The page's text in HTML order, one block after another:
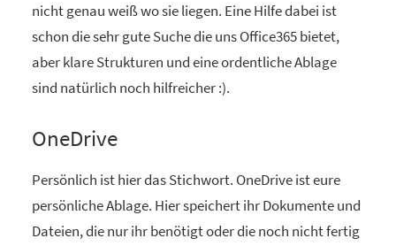
nicht genau weiß wo sie liegen. Eine Hilfe dabei ist
schon die sehr gute Suche die uns Office365 bietet,
aber klare Strukturen und eine ordentliche Ablage
sind natürlich noch hilfreicher :).
OneDrive
Persönlich ist hier das Stichwort. OneDrive ist eure
persönliche Ablage. Hier speichert ihr Dokumente und
Dateien, die nur ihr benötigt oder die noch nicht fertig